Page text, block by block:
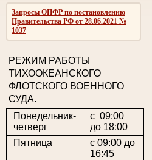
Запросы ОПФР по постановлению
Правительства РФ от 28.06.2021 №
1037
РЕЖИМ РАБОТЫ
ТИХООКЕАНСКОГО
ФЛОТСКОГО ВОЕННОГО
СУДА.
Понедельник-
четверг
с 09:00
до 18:00
Пятница
с 09:00 до
16:45